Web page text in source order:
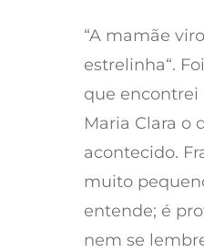
“A mamãe
estrelinha“.
que encontrei
Maria Clara o
acontecido.
muito
entende; é
nem se